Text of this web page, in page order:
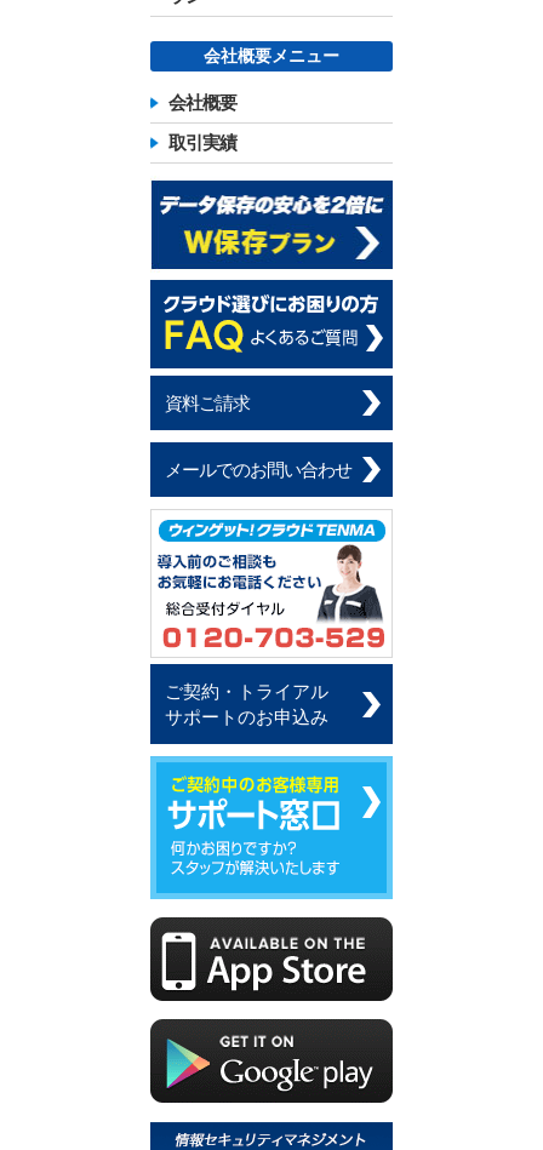
会社概要メニュー
会社概要
取引実績
資料ご請求
メールでのお問い合わせ
ご契約・トライアル
サポートのお申込み